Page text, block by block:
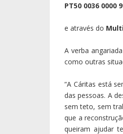
PT50 0036 0000
e através do
A verba
como outras
“A Cáritas está
das pessoas. A
sem teto, sem
que a
queiram ajudar